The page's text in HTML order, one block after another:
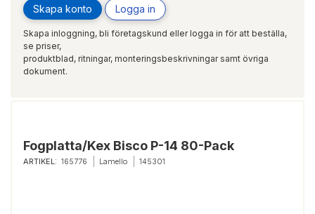
Skapa konto Logga in
Skapa inloggning, bli företagskund eller logga in för att beställa,
se priser,
produktblad, ritningar, monteringsbeskrivningar samt övriga
dokument.
Fogplatta/Kex Bisco P-14 80-Pack
ARTIKEL: 165776 Lamello 145301